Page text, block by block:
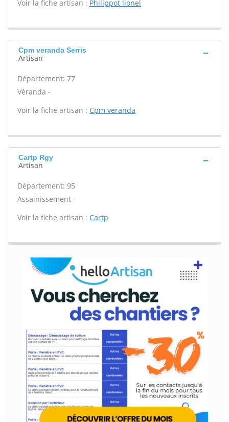
Voir la fiche artisan : Philippot lionel
Cpm veranda Serris
Artisan
Département: 77
Véranda -
Voir la fiche artisan : Cpm veranda
Cartp Rgy
Artisan
Département: 95
Assainissement -
Voir la fiche artisan : Cartp